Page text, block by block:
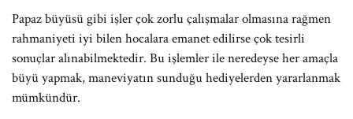
Papaz büyüsü gibi işler çok zorlu çalışmalar olmasına rağmen
rahmaniyeti iyi bilen hocalara emanet edilirse çok tesirli
sonuçlar alınabilmektedir. Bu işlemler ile neredeyse her amaçla
büyü yapmak, maneviyatın sunduğu hediyelerden yararlanmak
mümkündür.